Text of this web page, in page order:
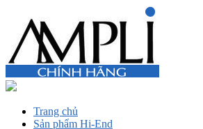
Trang chủ
Sản phẩm Hi-End